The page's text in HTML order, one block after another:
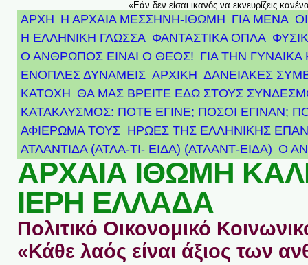
«Εάν δεν είσαι ικανός να εκνευρίζεις
ΑΡΧΗ Η ΑΡΧΑΙΑ ΜΕΣΣΗΝΗ-ΙΘΩΜΗ ΓΙΑ ΜΕΝΑ
Η ΕΛΛΗΝΙΚΗ ΓΛΩΣΣΑ ΦΑΝΤΑΣΤΙΚΑ ΟΠΛΑ
Ο ΑΝΘΡΩΠΟΣ ΕΙΝΑΙ Ο ΘΕΟΣ! ΓΙΑ ΤΗΝ ΓΥΝΑΙΚΑ
ΕΝΟΠΛΕΣ ΔΥΝΑΜΕΙΣ ΑΡΧΙΚΉ ΔΑΝΕΙΑΚΕΣ
ΚΑΤΟΧΗ ΘΑ ΜΑΣ ΒΡΕΙΤΕ ΕΔΩ ΣΤΟΥΣ
ΚΑΤΑΚΛΥΣΜΟΣ: ΠΟΤΕ ΕΓΙΝΕ; ΠΟΣΟΙ ΕΓΙΝΑΝ;
ΑΦΙΈΡΩΜΑ ΤΟΥΣ ΉΡΩΕΣ ΤΗΣ ΕΛΛΗΝΙΚΉΣ
ΑΤΛΑΝΤΊΔΑ (ΑΤΛΑ-ΤΙ- ΕΙΔΑ) (ΑΤΛΑΝΤ-ΕΙΔΑ) Ο
ΑΡΧΑΙΑ ΙΘΩΜΗ
ΙΕΡΗ ΕΛΛΑΔΑ
Πολιτικό Οικονομικό
«Κάθε λαός είναι άξιος των